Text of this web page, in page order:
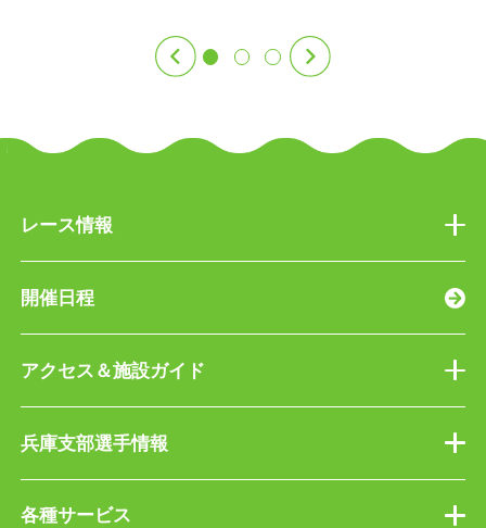
レース情報
開催日程
アクセス＆施設ガイド
兵庫支部選手情報
各種サービス